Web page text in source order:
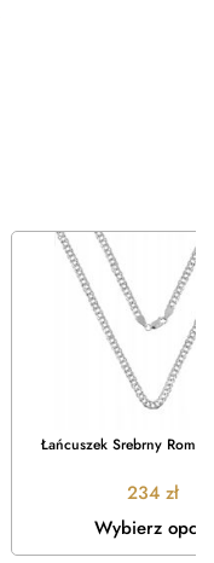
Łańcuszek Srebrny
234 zł
Wybierz opcje